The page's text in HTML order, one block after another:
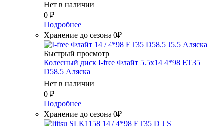
Нет в наличии
0 ₽
Подробнее
Хранение до сезона 0₽
Быстрый просмотр
Колесный диск I-free Флайт 5.5x14 4*98 ET35
D58.5 Аляска
Нет в наличии
0 ₽
Подробнее
Хранение до сезона 0₽